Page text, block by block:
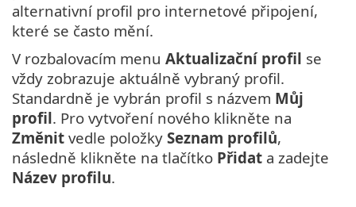
alternativní profil pro internetové připojení,
které se často mění.
V rozbalovacím menu Aktualizační profil se
vždy zobrazuje aktuálně vybraný profil.
Standardně je vybrán profil s názvem Můj
profil. Pro vytvoření nového klikněte na
Změnit vedle položky Seznam profilů,
následně klikněte na tlačítko Přidat a zadejte
Název profilu.